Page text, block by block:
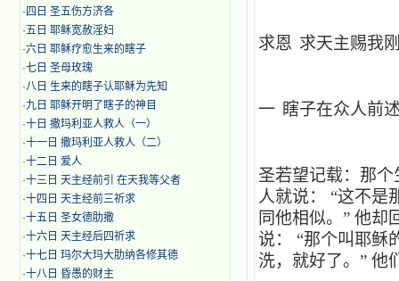
· 四日 圣五伤方济各
·五日 耶稣宽赦淫妇
·六日 耶稣疗愈生来的瞎子
·七日 圣母玫瑰
·八日 生来的瞎子认耶稣为先知
·九日 耶稣开明了瞎子的神目
·十日 撒玛利亚人救人（一）
·十一日 撒玛利亚人救人（二）
·十二日 爱人
·十三日 天主经前引 在天我等父者
·十四日 天主经前三祈求
·十五日 圣女德肋撒
·十六日 天主经后四祈求
·十七日 玛尔大玛大肋纳各修其德
·十八日 昏愚的财主
求恩 求天主赐我
一 瞎子在众人前
圣若望记载：那
人就说：
“这不是
同他相似。” 他却
说：
“那个叫耶稣
洗，就好了。” 他